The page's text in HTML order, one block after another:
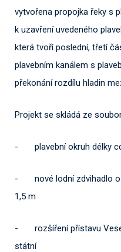
vytvořena propojka řeky s
k uzavření uvedeného
která tvoří poslední, třetí
plavebním kanálem s
překonání rozdílu hladin
Projekt se skládá ze
- plavební okruh délky
- nové lodní zdvihadlo o
1,5 m
- rozšíření přístavu
státní